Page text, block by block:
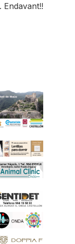
Endavant!!